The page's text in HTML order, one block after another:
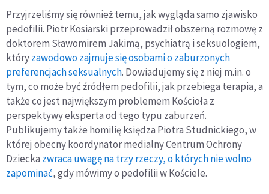
Przyjrzeliśmy się również temu, jak wygląda samo zjawisko
pedofilii. Piotr Kosiarski przeprowadził obszerną rozmowę z
doktorem Sławomirem Jakimą, psychiatrą i seksuologiem,
któryzawodowo zajmuje się osobami o zaburzonych
preferencjach seksualnych. Dowiadujemy się z niej m.in. o
tym, co może być źródłem pedofilii, jak przebiega terapia, a
także co jest największym problemem Kościoła z
perspektywy eksperta od tego typu zaburzeń.
Publikujemy także homilię księdza Piotra Studnickiego, w
której obecny koordynator medialny Centrum Ochrony
Dziecka zwraca uwagę na trzy rzeczy, o których nie wolno
zapominać, gdy mówimy o pedofilii w Kościele.